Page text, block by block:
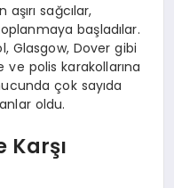
sağcılar,
başladılar.
Glasgow, Dover gibi
ve polis karakollarına
çok sayıda
oldu.
Karşı